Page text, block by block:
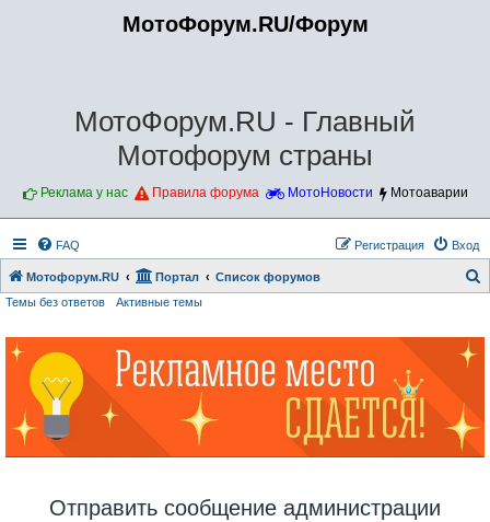
МотоФорум.RU/Форум
МотоФорум.RU - Главный
Мотофорум страны
Реклама у нас Правила форума МотоНовости Мотоаварии
FAQ Вход
Регистрация
Мотофорум.RU Портал Список форумов
Темы без ответов Активные темы
Отправить сообщение администрации